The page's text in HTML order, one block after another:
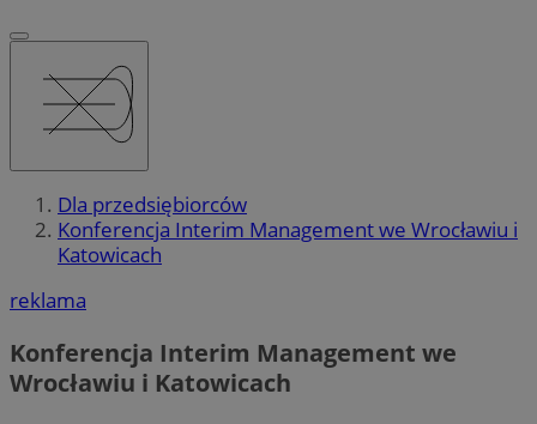
Dla przedsiębiorców
Konferencja Interim Management we Wrocławiu i
Katowicach
reklama
Konferencja Interim Management we
Wrocławiu i Katowicach